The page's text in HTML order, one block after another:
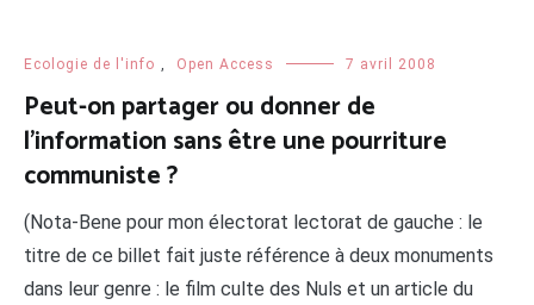
Ecologie de l'info Open Access 7 avril 2008
Peut-on partager ou donner de
l’information sans être une pourriture
communiste ?
(Nota-Bene pour mon électorat lectorat de gauche : le
titre de ce billet fait juste référence à deux monuments
dans leur genre : le film culte des Nuls et un article du